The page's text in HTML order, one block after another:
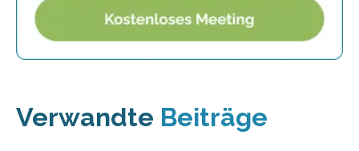
Verwandte Beiträge